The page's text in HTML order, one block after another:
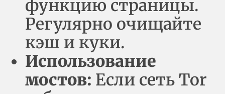
функцию страницы.
Регулярно очищайте
кэш и куки.
Использование
мостов: Если сеть Tor